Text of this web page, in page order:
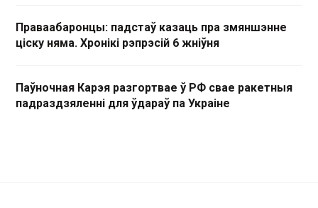
Праваабаронцы: падстаў казаць пра змяншэнне
ціску няма. Хронікі рэпрэсій 6 жніўня
Паўночная Карэя разгортвае ў РФ свае ракетныя
падраздзяленні для ўдараў па Украіне